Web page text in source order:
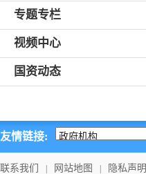
专题专栏
视频中心
国资动态
友情链接:
联系我们 网站地图 隐私声明